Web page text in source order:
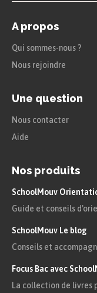
scénette
en prose.
A propos
Qui sommes-nous ?
Nous rejoindre
Une question
Nous contacter
Aide
Nos produits
SchoolMouv
Guide et conseils
SchoolMouv Le blog
Conseils et
Focus Bac avec
La collection de livres